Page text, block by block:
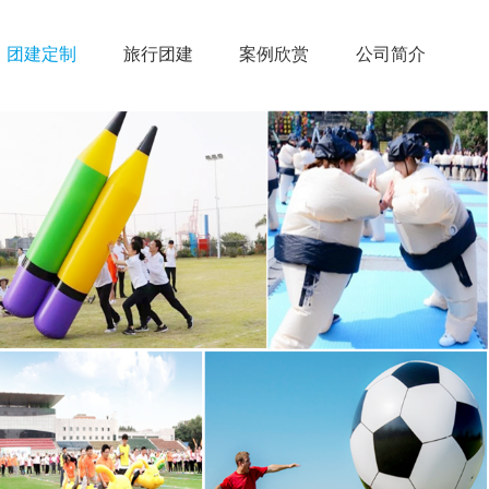
团建定制 旅行团建 案例欣赏 公司简介